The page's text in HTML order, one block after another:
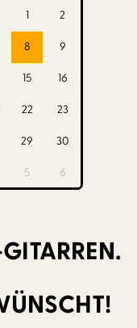
1 2
8 9
15 16
22 23
29 30
5 6